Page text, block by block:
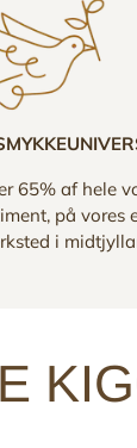
65% af hele
på vores
i